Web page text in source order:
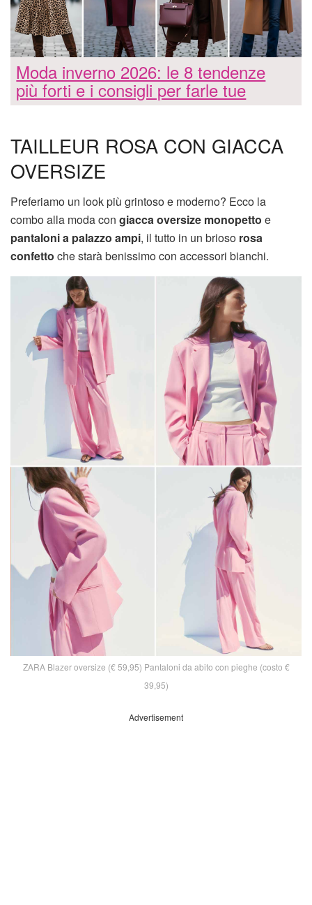
Moda inverno 2026: le 8 tendenze
più forti e i consigli per farle tue
TAILLEUR ROSA CON GIACCA
OVERSIZE
Preferiamo un look più grintoso e moderno? Ecco la
combo alla moda con giacca oversize monopetto e
pantaloni a palazzo ampi, il tutto in un brioso rosa
confetto che starà benissimo con accessori bianchi.
ZARA Blazer oversize (€ 59,95) Pantaloni da abito con pieghe (costo €
39,95)
Advertisement